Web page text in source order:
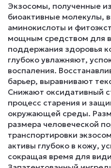
Экзосомы, полученные
биоактивные молекулы,
аминокислоты и
мощным средством для
поддержания здоровья
глубоко увлажняют,
воспаления.
барьер, выравнивают
Снижают оксидативный
процесс старения и
окружающей среды.
размера человеческой
транспортировки
активы глубоко в кожу,
сокращая время для